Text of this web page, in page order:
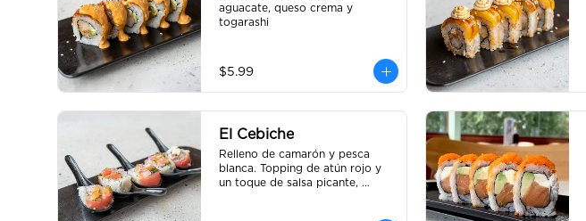
aguacate, queso crema y
togarashi
$5.99
El Cebiche
Relleno de camarón y pesca
blanca. Topping de atún rojo y
un toque de salsa picante,